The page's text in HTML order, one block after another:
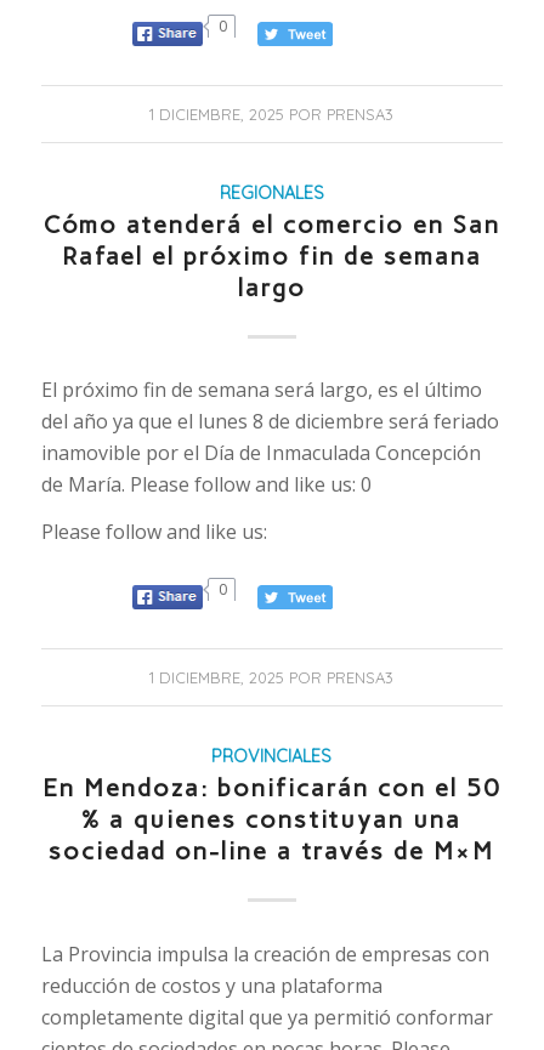
0
1 DICIEMBRE, 2025 POR PRENSA3
REGIONALES
Cómo atenderá el comercio en San
Rafael el próximo fin de semana
largo
El próximo fin de semana será largo, es el último
del año ya que el lunes 8 de diciembre será feriado
inamovible por el Día de Inmaculada Concepción
de María. Please follow and like us: 0
Please follow and like us:
0
1 DICIEMBRE, 2025 POR PRENSA3
PROVINCIALES
En Mendoza: bonificarán con el 50
% a quienes constituyan una
sociedad on-line a través de M×M
La Provincia impulsa la creación de empresas con
reducción de costos y una plataforma
completamente digital que ya permitió conformar